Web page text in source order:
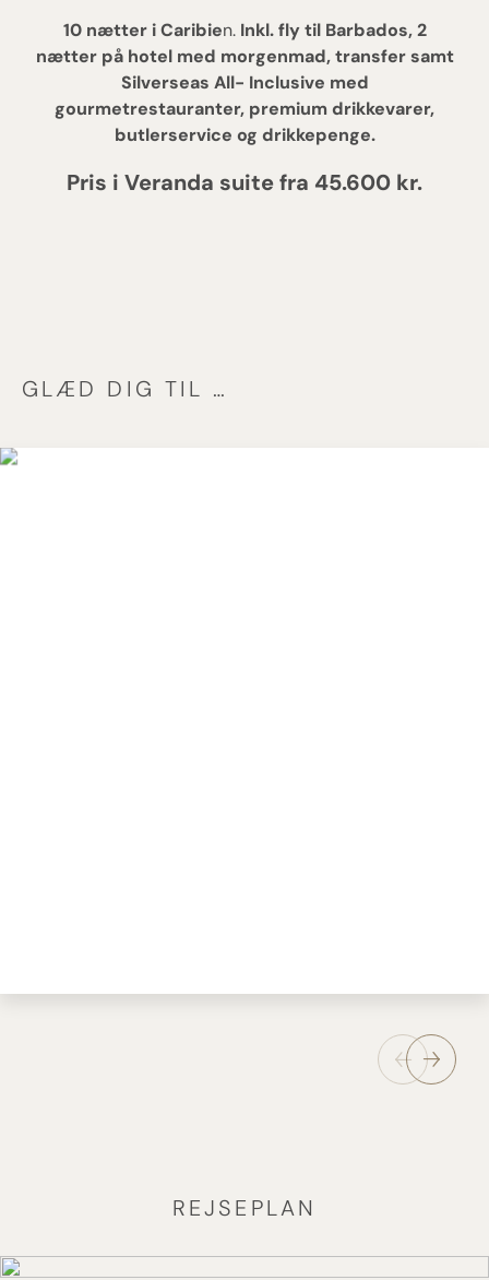
10 nætter i Caribien. Inkl. fly til Barbados, 2
nætter på hotel med morgenmad, transfer samt
Silverseas All- Inclusive med
gourmetrestauranter, premium drikkevarer,
butlerservice og drikkepenge.
Pris i Veranda suite fra 45.600 kr.
GLÆD DIG TIL …
REJSEPLAN